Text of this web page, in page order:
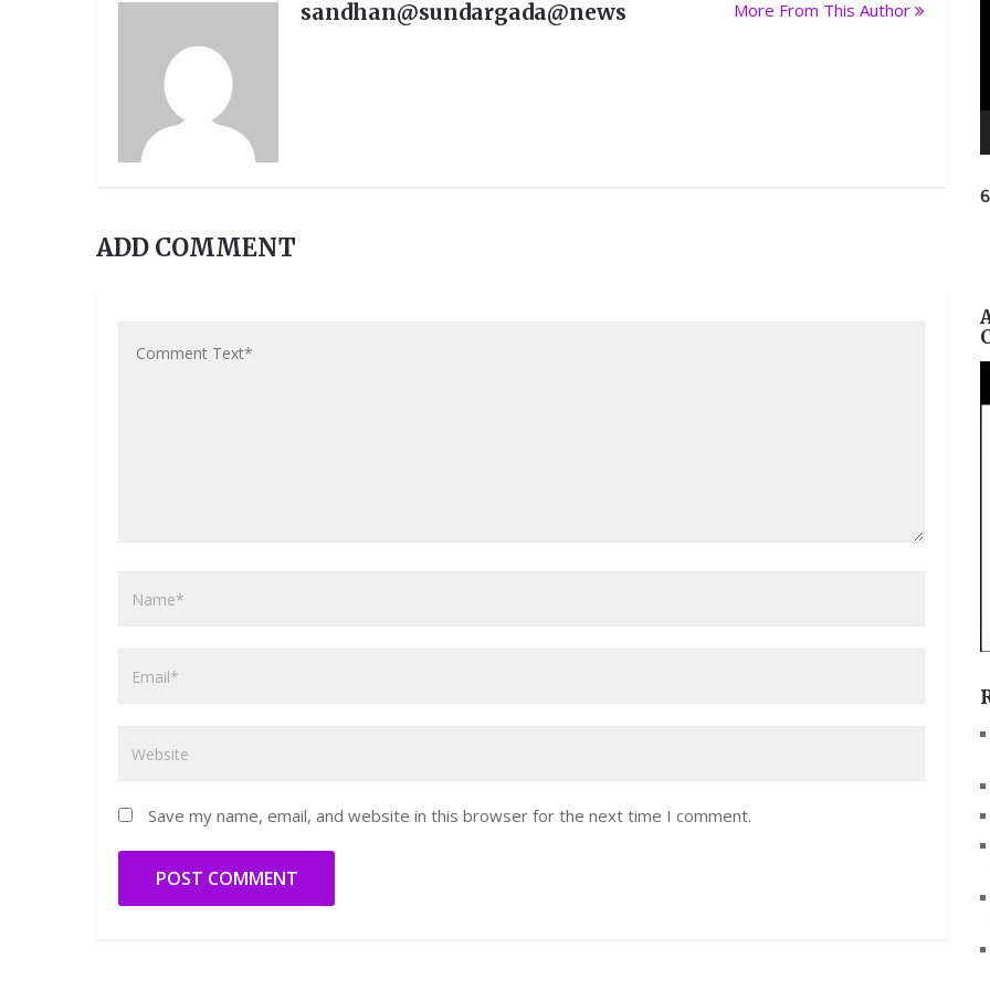
sandhan@sundargada@news More From This Author
ADD COMMENT
Save my name, email, and website in this browser for the next time I comment.